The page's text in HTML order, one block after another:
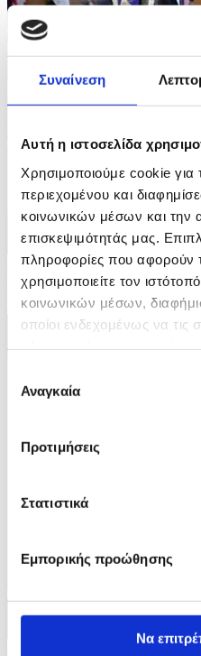
Συναίνεση
Αυτή η ιστοσελίδα
Χρησιμοποιούμε cookie για
περιεχομένου και
κοινωνικών μέσων και την
επισκεψιμότητάς μας.
πληροφορίες που αφορούν
χρησιμοποιείτε τον
κοινωνικών μέσων,
οποίοι ενδεχομένως να τις
των υπηρεσιών τους.
συγκατάθεσης
Αναγκαία
Προτιμήσεις
Στατιστικά
Εμπορικής προώθησης
Να
09/07/2026 16:19
Δήλωση Υπουργού
Κυπριακής Προεδρίας του